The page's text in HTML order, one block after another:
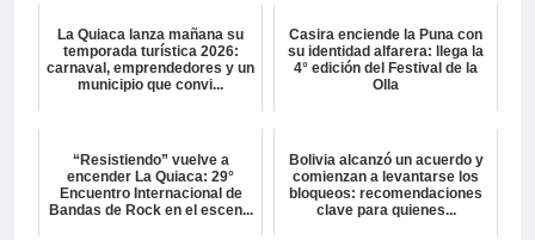
La Quiaca lanza mañana su
temporada turística 2026:
carnaval, emprendedores y un
municipio que convi...
Casira enciende la Puna con
su identidad alfarera: llega la
4° edición del Festival de la
Olla
“Resistiendo” vuelve a
encender La Quiaca: 29°
Encuentro Internacional de
Bandas de Rock en el escen...
Bolivia alcanzó un acuerdo y
comienzan a levantarse los
bloqueos: recomendaciones
clave para quienes...